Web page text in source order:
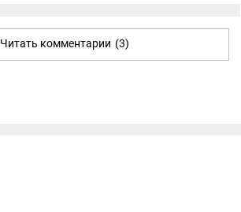
Читать комментарии (3)